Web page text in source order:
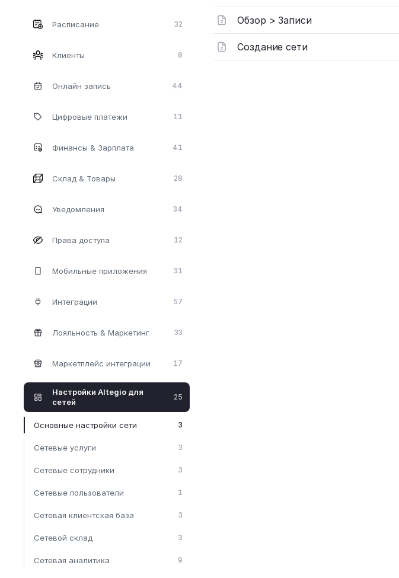
Расписание 32
Клиенты 8
Онлайн запись 44
Цифровые платежи 11
Финансы & Зарплата 41
Склад & Товары 28
Уведомления 34
Права доступа 12
Мобильные приложения 31
Интеграции 57
Лояльность & Maркетинг 33
Маркетплейс интеграции 17
Настройки Altegio для
сетей
25
Основные настройки сети 3
Сетевые услуги 3
Сетевые сотрудники 3
Сетевые пользователи 1
Сетевая клиентская база 3
Сетевой склад 3
Сетевая аналитика 9
Обзор > Записи
Создание сети